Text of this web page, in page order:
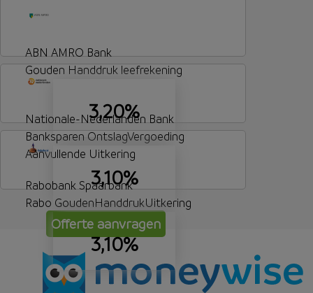
ABN AMRO Bank
Gouden Handdruk leefrekening
3,20%
Nationale-Nederlanden Bank
Banksparen OntslagVergoeding
Aanvullende Uitkering
3,10%
Offerte aanvragen
Rabobank Spaarbank
Rabo GoudenHanddrukUitkering
3,10%